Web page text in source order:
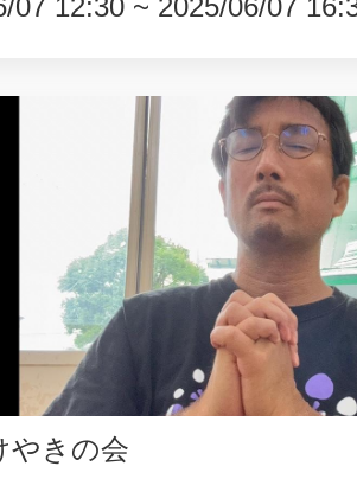
07 12:30 ~ 2025/06/07
やきの会
©︎ KAYAC Inc.All